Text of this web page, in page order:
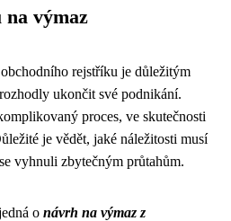
výmaz
rejstříku je důležitým
ukončit své podnikání.
proces, ve skutečnosti
je vědět, jaké náležitosti musí
vyhnuli zbytečným průtahům.
o návrh na výmaz z